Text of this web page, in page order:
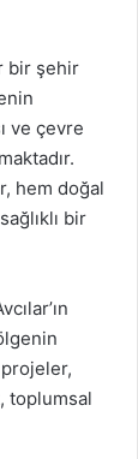
bir şehir
ve çevre
hem doğal
bir
toplumsal